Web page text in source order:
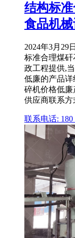
结构标
食品机械
2024年3月29
标准合理煤
政工程提供,
低廉的产品
碎机价格低
供应商联系方
联系电话: 180